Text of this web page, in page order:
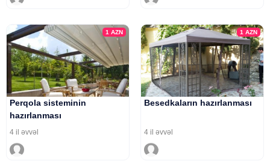
1AZN
Perqola sisteminin
hazırlanması
4 il əvvəl
1 AZN
Besedkaların hazırlanması
4 il əvvəl